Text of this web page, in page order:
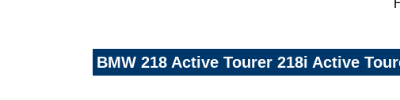
BMW 218 Active Tourer 218i Active